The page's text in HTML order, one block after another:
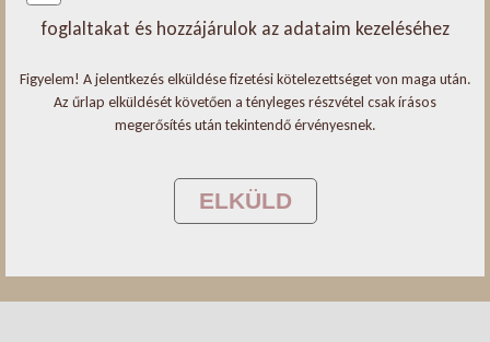
foglaltakat és hozzájárulok az adataim kezeléséhez
Figyelem! A jelentkezés elküldése fizetési kötelezettséget von maga után.
Az űrlap elküldését követően a tényleges részvétel csak írásos
megerősítés után tekintendő érvényesnek.